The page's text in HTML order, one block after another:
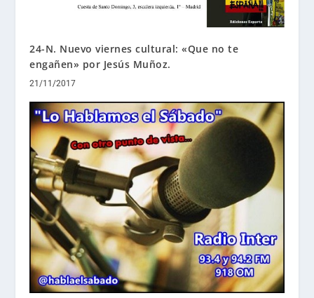
24-N. Nuevo viernes cultural: «Que no te
engañen» por Jesús Muñoz.
21/11/2017